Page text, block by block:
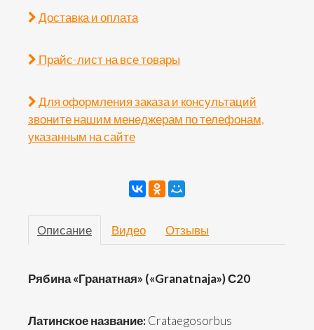
Доставка и оплата
Прайс-лист на все товары
Для оформления заказа и консультаций
звоните нашим менеджерам по телефонам,
указанным на сайте
Описание Видео Отзывы
Рябина «Гранатная» («Granatnaja») С20
Латинское название:Crataegosorbus